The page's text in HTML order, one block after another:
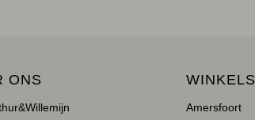
ONS WINKELS
Amersfoort